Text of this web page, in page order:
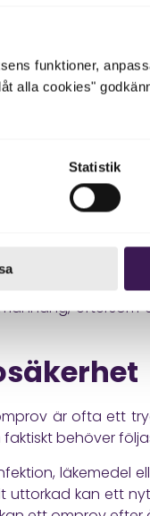
funktioner,
alla cookies"
Statistik
även om det
Om
del av en längre
är fel. Ett lätt
vätskebrist,
man se om
lite sämre,
är ofta ett
behöver
läkemedel
uttorkad kan ett